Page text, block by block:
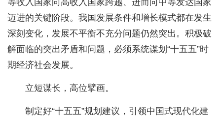
等收入国家向高收入国家跨越、进而向中等发达国家
迈进的关键阶段。我国发展条件和增长模式都在发生
深刻变化，发展不平衡不充分问题仍然突出。积极破
解面临的突出矛盾和问题，必须系统谋划“十五五”时
期经济社会发展。
立短谋长，高位擘画。
制定好“十五五”规划建议，引领中国式现代化建